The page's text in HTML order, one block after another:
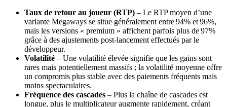
Taux de retour au joueur (RTP) – Le RTP moyen d’une
variante Megaways se situe généralement entre 94% et 96%,
mais les versions « premium » affichent parfois plus de 97%
grâce à des ajustements post‑lancement effectués par le
développeur.
Volatilité – Une volatilité élevée signifie que les gains sont
rares mais potentiellement massifs ; la volatilité moyenne offre
un compromis plus stable avec des paiements fréquents mais
moins spectaculaires.
Fréquence des cascades – Plus la chaîne de cascades est
longue, plus le multiplicateur augmente rapidement, créant